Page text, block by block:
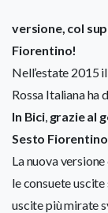
versione, col
Fiorentino!
Nell’estate 2015
Rossa Italiana ha
In Bici, grazie al
Sesto Fiorentino
La nuova
le consuete
uscite più mirate